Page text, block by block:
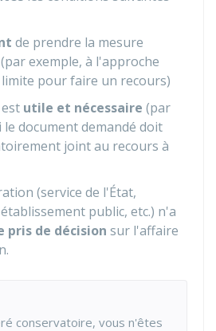
de prendre la mesure
exemple, à l'approche
pour faire un recours)
utile et nécessaire (par
le document demandé doit
joint au recours à
(service de l'État,
public, etc.) n'a
pris de décision sur l'affaire
conservatoire, vous n'êtes